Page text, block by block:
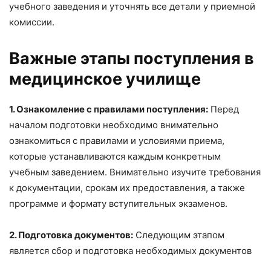
учебного заведения и уточнять все детали у приемной
комиссии.
Важные этапы поступления в
медицинское училище
1. Ознакомление с правилами поступления: Перед
началом подготовки необходимо внимательно
ознакомиться с правилами и условиями приема,
которые устанавливаются каждым конкретным
учебным заведением. Внимательно изучите требования
к документации, срокам их предоставления, а также
программе и формату вступительных экзаменов.
2. Подготовка документов: Следующим этапом
является сбор и подготовка необходимых документов